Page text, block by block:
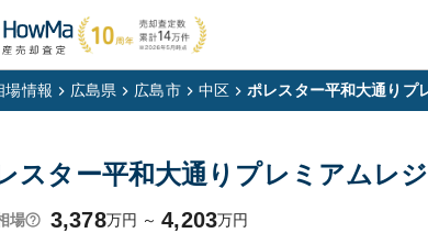
場情報 広島県 広島市 中区 ポレスター平和大通りプ
スター平和大通りプレミアムレ
場 3,378万円 ～ 4,203万円